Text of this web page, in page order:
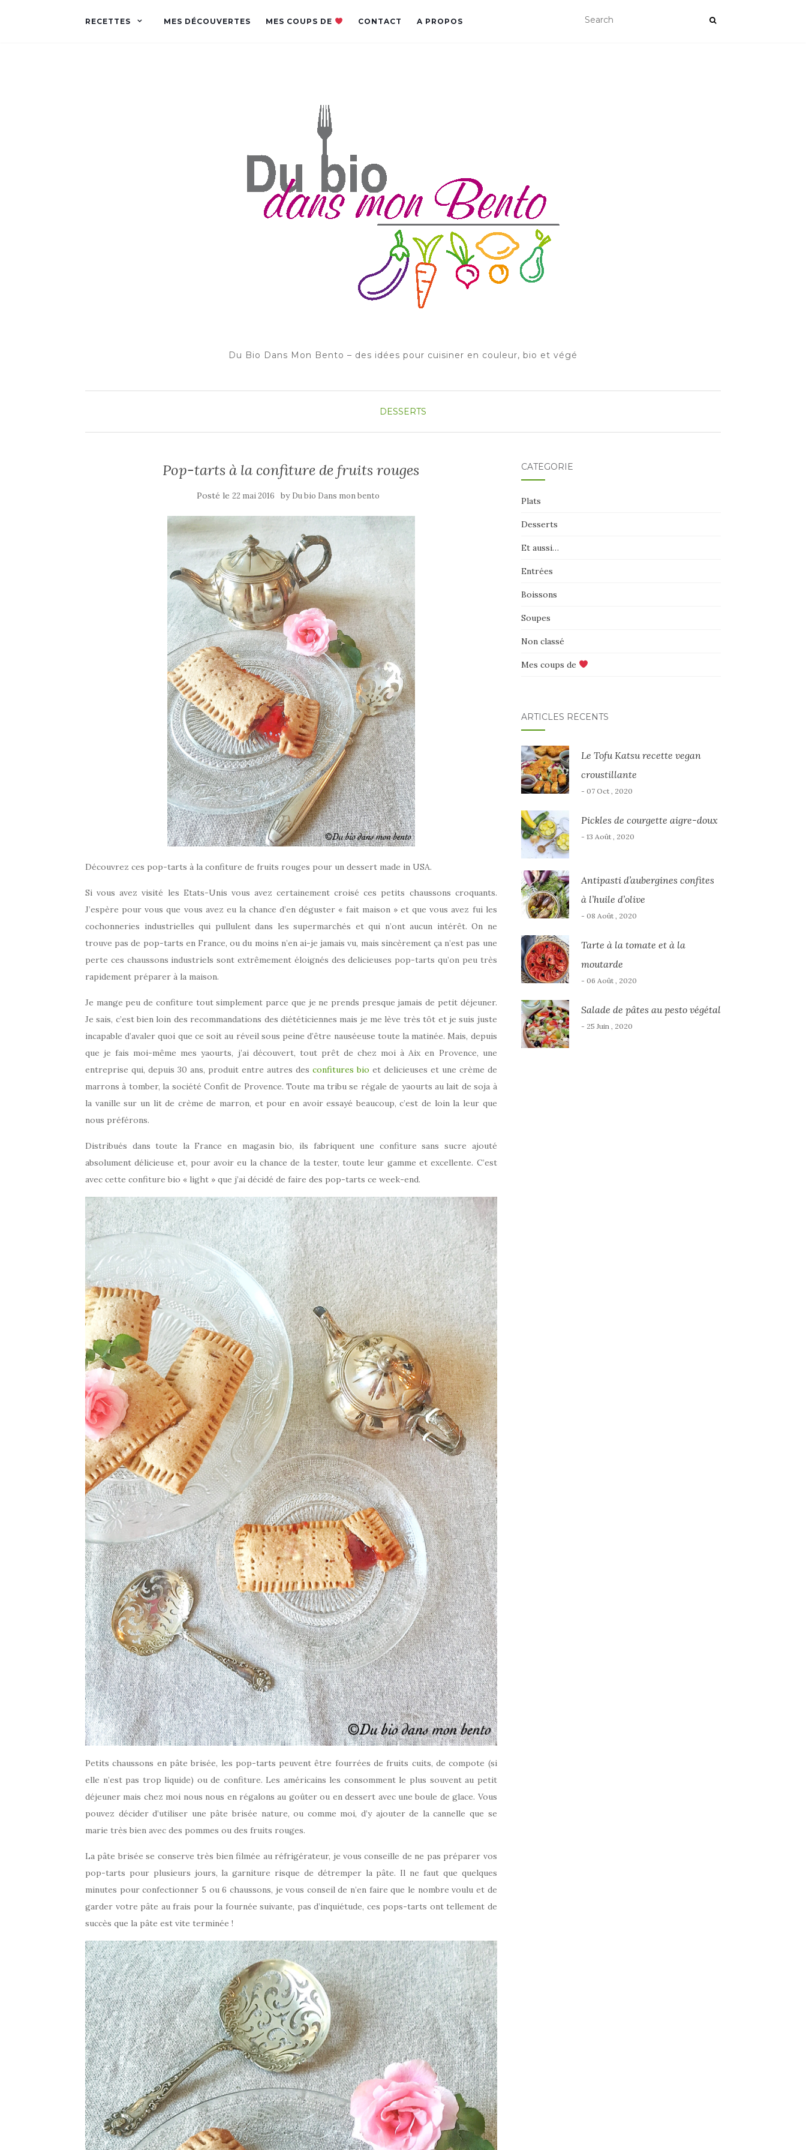
RECETTES MES DÉCOUVERTES MES COUPS DE CONTACT A PROPOS
Du Bio Dans Mon Bento – des idées pour cuisiner en couleur, bio et végé
DESSERTS
Pop-tarts à la confiture de fruits rouges
Posté le 22 mai 2016 by Du bio Dans mon bento
Découvrez ces pop-tarts à la confiture de fruits rouges pour un dessert made in USA.
Si vous avez visité les Etats-Unis vous avez certainement croisé ces petits chaussons croquants.
J’espère pour vous que vous avez eu la chance d’en déguster « fait maison » et que vous avez fui les
cochonneries industrielles qui pullulent dans les supermarchés et qui n’ont aucun intérêt. On ne
trouve pas de pop-tarts en France, ou du moins n’en ai-je jamais vu, mais sincèrement ça n’est pas une
perte ces chaussons industriels sont extrêmement éloignés des delicieuses pop-tarts qu’on peu très
rapidement préparer à la maison.
Je mange peu de confiture tout simplement parce que je ne prends presque jamais de petit déjeuner.
Je sais, c’est bien loin des recommandations des diététiciennes mais je me lève très tôt et je suis juste
incapable d’avaler quoi que ce soit au réveil sous peine d’être nauséeuse toute la matinée. Mais, depuis
que je fais moi-même mes yaourts, j’ai découvert, tout prêt de chez moi à Aix en Provence, une
entreprise qui, depuis 30 ans, produit entre autres des confitures bio et delicieuses et une crème de
marrons à tomber, la société Confit de Provence. Toute ma tribu se régale de yaourts au lait de soja à
la vanille sur un lit de crème de marron, et pour en avoir essayé beaucoup, c’est de loin la leur que
nous préférons.
Distribués dans toute la France en magasin bio, ils fabriquent une confiture sans sucre ajouté
absolument délicieuse et, pour avoir eu la chance de la tester, toute leur gamme et excellente. C’est
avec cette confiture bio « light » que j’ai décidé de faire des pop-tarts ce week-end.
Petits chaussons en pâte brisée, les pop-tarts peuvent être fourrées de fruits cuits, de compote (si
elle n’est pas trop liquide) ou de confiture. Les américains les consomment le plus souvent au petit
déjeuner mais chez moi nous nous en régalons au goûter ou en dessert avec une boule de glace. Vous
pouvez décider d’utiliser une pâte brisée nature, ou comme moi, d’y ajouter de la cannelle que se
marie très bien avec des pommes ou des fruits rouges.
La pâte brisée se conserve très bien filmée au réfrigérateur, je vous conseille de ne pas préparer vos
pop-tarts pour plusieurs jours, la garniture risque de détremper la pâte. Il ne faut que quelques
minutes pour confectionner 5 ou 6 chaussons, je vous conseil de n’en faire que le nombre voulu et de
garder votre pâte au frais pour la fournée suivante, pas d’inquiétude, ces pops-tarts ont tellement de
succès que la pâte est vite terminée !
CATÉGORIE
Plats
Desserts
Et aussi…
Entrées
Boissons
Soupes
Non classé
Mes coups de
ARTICLES RÉCENTS
Le Tofu Katsu recette vegan
croustillante
- 07 Oct , 2020
Pickles de courgette aigre-doux
- 13 Août , 2020
Antipasti d’aubergines confites
à l’huile d’olive
- 08 Août , 2020
Tarte à la tomate et à la
moutarde
- 06 Août , 2020
Salade de pâtes au pesto végétal
- 25 Juin , 2020